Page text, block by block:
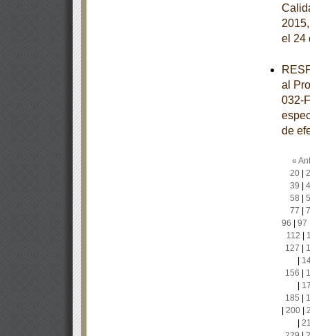
el 24
al
032-
de
«
20|
39
58
77
96
97
112
127
156
185
200|